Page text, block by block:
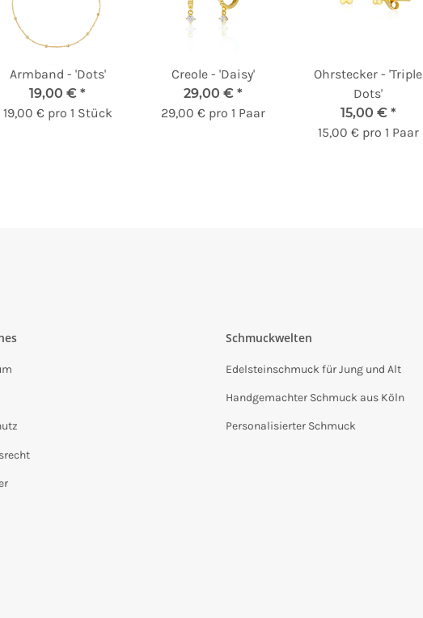
Armband - 'Dots'
19,00 € *
19,00 € pro 1 Stück
Creole - 'Daisy'
29,00 € *
29,00 € pro 1 Paar
Ohrstecker - 'Triple
Dots'
15,00 € *
15,00 € pro 1 Paar
Schmuckwelten
Edelsteinschmuck für Jung und Alt
Handgemachter Schmuck aus Köln
Personalisierter Schmuck